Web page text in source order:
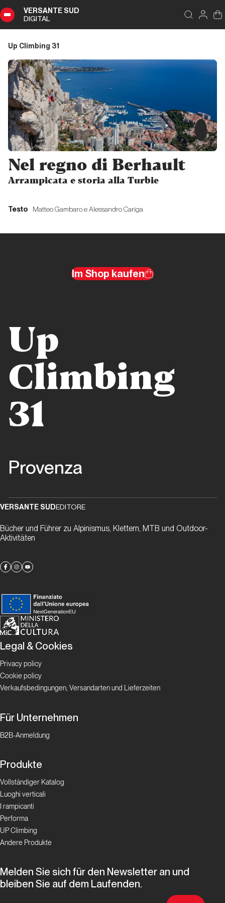
VERSANTE SUD
DIGITAL
Indice
Climbing
Zusammenfassung
Editoriale
regno di
dell’estremo
Ponente
Ligure
Verdon
senza
Storia
“Snoopinette”
Lepron
Personaggi
Seb
e
Buoux
Storia
Antoine
Le
Menestrel,
Dance
Personaggi
La storia
dell’arrampicata
tra l’Orgon e
Mouriès
Azzurra
indoor
Nel regno di Berhault
Arrampicata e storia alla Turbie
Up Climbing 31
Testo Matteo Gambaro e Alessandro Cariga
Up
Climbing
31
Provenza
Im Shop kaufen
VERSANTE SUDEDITORE
Bücher und Führer zu Alpinismus, Klettern, MTB und Outdoor-
Aktivitäten
Legal & Cookies
Privacy policy
Cookie policy
Verkaufsbedingungen, Versandarten und Lieferzeiten
Für Unternehmen
B2B-Anmeldung
Produkte
Vollständiger Katalog
Luoghi verticali
I rampicanti
Performa
UP Climbing
Andere Produkte
Melden Sie sich für den Newsletter an und
bleiben Sie auf dem Laufenden.